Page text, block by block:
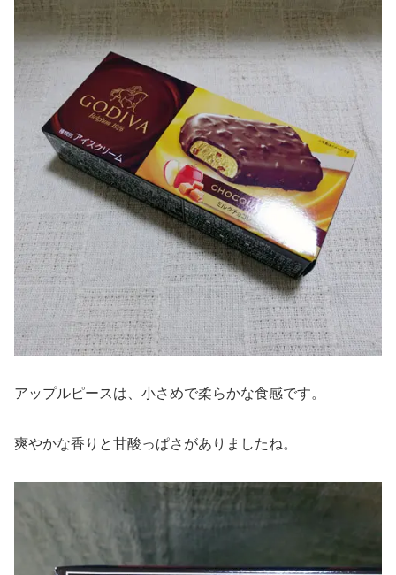
アップルピースは、小さめで柔らかな食感です。
爽やかな香りと甘酸っぱさがありましたね。